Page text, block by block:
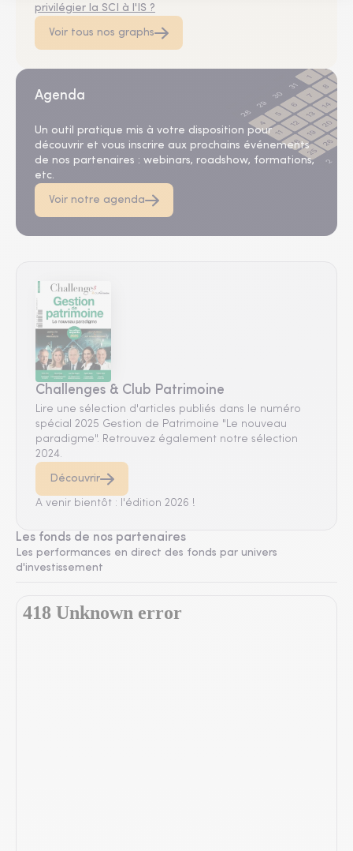
privilégier la SCI à l'IS ?
Voir tous nos graphs
Agenda
Un outil pratique mis à votre disposition pour
découvrir et vous inscrire aux prochains événements
de nos partenaires : webinars, roadshow, formations,
etc.
Voir notre agenda
Challenges & Club Patrimoine
Lire une sélection d'articles publiés dans le numéro
spécial 2025 Gestion de Patrimoine "Le nouveau
paradigme". Retrouvez également notre sélection
2024.
Découvrir
A venir bientôt : l'édition 2026 !
Les fonds de nos partenaires
Les performances en direct des fonds par univers
d'investissement